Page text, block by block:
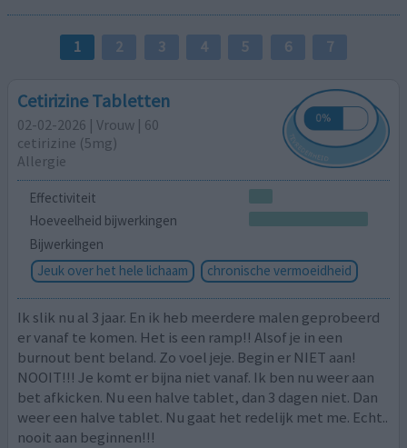
1 2 3 4 5 6 7
Cetirizine Tabletten
02-02-2026 | Vrouw | 60
cetirizine (5mg)
Allergie
Effectiviteit
Hoeveelheid bijwerkingen
Bijwerkingen
Jeuk over het hele lichaam
chronische vermoeidheid
Ik slik nu al 3 jaar. En ik heb meerdere malen geprobeerd
er vanaf te komen. Het is een ramp!! Alsof je in een
burnout bent beland. Zo voel jeje. Begin er NIET aan!
NOOIT!!! Je komt er bijna niet vanaf. Ik ben nu weer aan
bet afkicken. Nu een halve tablet, dan 3 dagen niet. Dan
weer een halve tablet. Nu gaat het redelijk met me. Echt..
nooit aan beginnen!!!